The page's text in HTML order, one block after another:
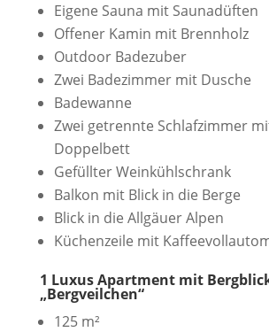
Eigene Sauna mit Saunadüften
Offener Kamin mit Brennholz
Outdoor Badezuber
Zwei Badezimmer mit Dusche
Badewanne
Zwei getrennte Schlafzimmer
Doppelbett
Gefüllter Weinkühlschrank
Balkon mit Blick in die Berge
Blick in die Allgäuer Alpen
Küchenzeile mit
1 Luxus Apartment mit
„Bergveilchen“
125 m²